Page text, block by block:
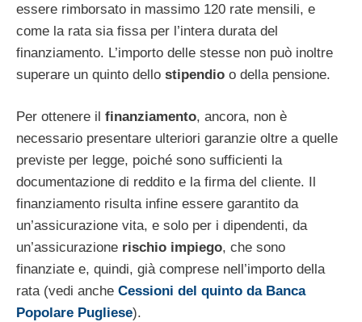
essere rimborsato in massimo 120 rate mensili, e
come la rata sia fissa per l’intera durata del
finanziamento. L’importo delle stesse non può inoltre
superare un quinto dello stipendio o della pensione.
Per ottenere il finanziamento, ancora, non è
necessario presentare ulteriori garanzie oltre a quelle
previste per legge, poiché sono sufficienti la
documentazione di reddito e la firma del cliente. Il
finanziamento risulta infine essere garantito da
un’assicurazione vita, e solo per i dipendenti, da
un’assicurazione rischio impiego, che sono
finanziate e, quindi, già comprese nell’importo della
rata (vedi anche Cessioni del quinto da Banca
Popolare Pugliese).